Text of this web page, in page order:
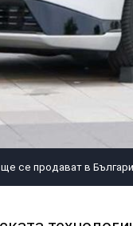
се продават в